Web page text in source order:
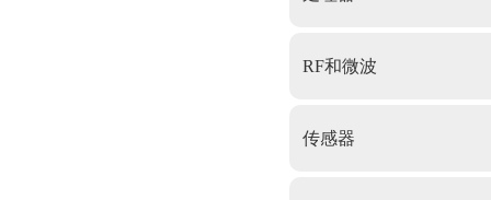
RF和微波
传感器